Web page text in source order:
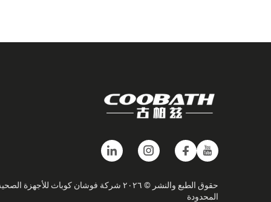
حقوق الطبع والنشر © ٢٠٢٦ شركة فوشان كوباث للأجهزة
المحدودة